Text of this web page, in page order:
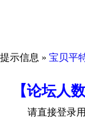
提示信息 » 宝贝平
【论坛人
请直接登录